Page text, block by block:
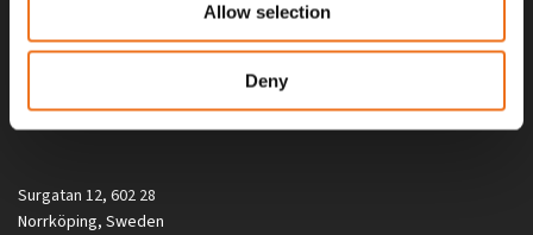
Allow selection
Deny
Alla priser på tillbehör och tillval gäller vid köp av ny maskin. Priserna
gäller inte vid köp av enskild produkt, till exempel
Surgatan 12, 602 28
Norrköping, Sweden